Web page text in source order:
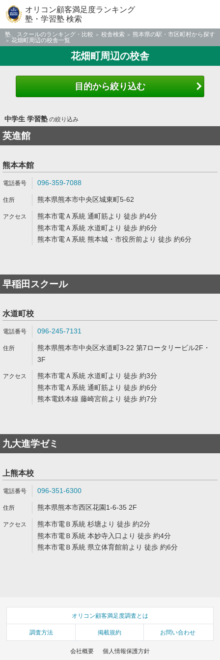
オリコン顧客満足度ランキング
塾・学習塾 検索
塾、スクールのランキング・比較 校舎検索
熊本県の駅・市区町村から探す
花畑町周辺の校舎一覧
花畑町周辺の校舎
目的から絞り込む
中学生 学習塾の絞り込み
英進館
熊本本館
096-359-7088
熊本県熊本市中央区城東町5-62
熊本市電Ａ系統 通町筋より 徒歩 約4分
熊本市電Ａ系統 水道町より 徒歩 約6分
熊本市電Ａ系統 熊本城・市役所前より 徒歩 約6分
早稲田スクール
水道町校
096-245-7131
熊本県熊本市中央区水道町3-22 第7ロータリービル2F・
3F
熊本市電Ａ系統 水道町より 徒歩 約3分
熊本市電Ａ系統 通町筋より 徒歩 約6分
熊本電鉄本線 藤崎宮前より 徒歩 約7分
九大進学ゼミ
上熊本校
096-351-6300
熊本県熊本市西区花園1-6-35 2F
熊本市電Ｂ系統 杉塘より 徒歩 約2分
熊本市電Ｂ系統 本妙寺入口より 徒歩 約4分
熊本市電Ｂ系統 県立体育館前より 徒歩 約6分
オリコン顧客満足度調査とは
調査方法 掲載規約 お問い合わせ
会社概要 個人情報保護方針